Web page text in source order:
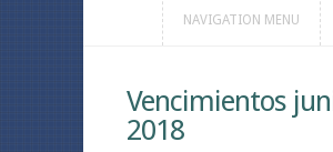
NAVIGATION MENU
Vencimientos
2018